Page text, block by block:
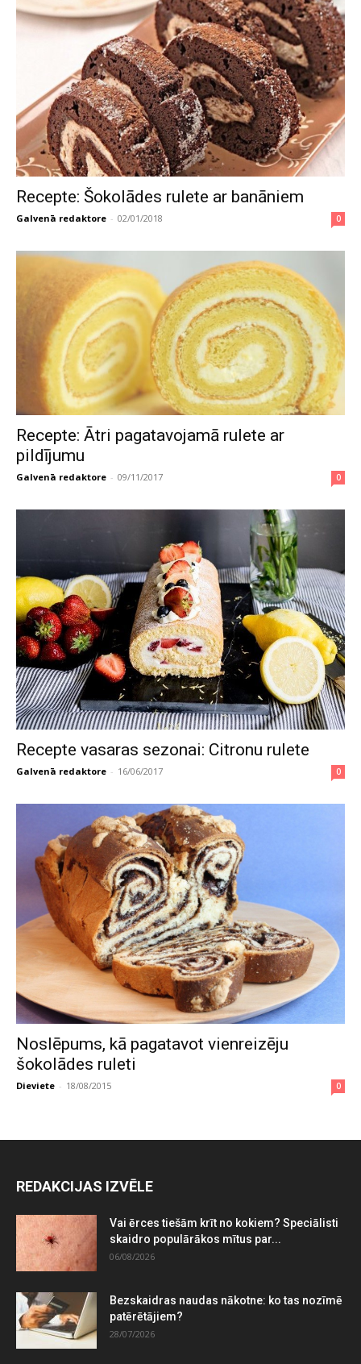
Recepte: Šokolādes rulete ar banāniem
Galvenā redaktore - 02/01/2018 0
Recepte: Ātri pagatavojamā rulete ar
pildījumu
Galvenā redaktore - 09/11/2017 0
Recepte vasaras sezonai: Citronu rulete
Galvenā redaktore - 16/06/2017 0
Noslēpums, kā pagatavot vienreizēju
šokolādes ruleti
Dieviete - 18/08/2015 0
REDAKCIJAS IZVĒLE
Vai ērces tiešām krīt no kokiem? Speciālisti
skaidro populārākos mītus par...
06/08/2026
Bezskaidras naudas nākotne: ko tas nozīmē
patērētājiem?
28/07/2026